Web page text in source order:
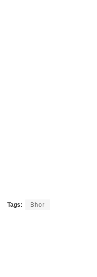
Tags: Bhor